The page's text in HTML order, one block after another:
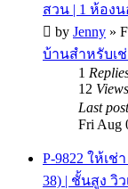
สวน | 1 ห้อง
by Jenny »
บ้านสำหรับเ
1
12 Views
Last
Fri Aug
P-9822 ให้เช่
38) | ชั้นสูง วิ